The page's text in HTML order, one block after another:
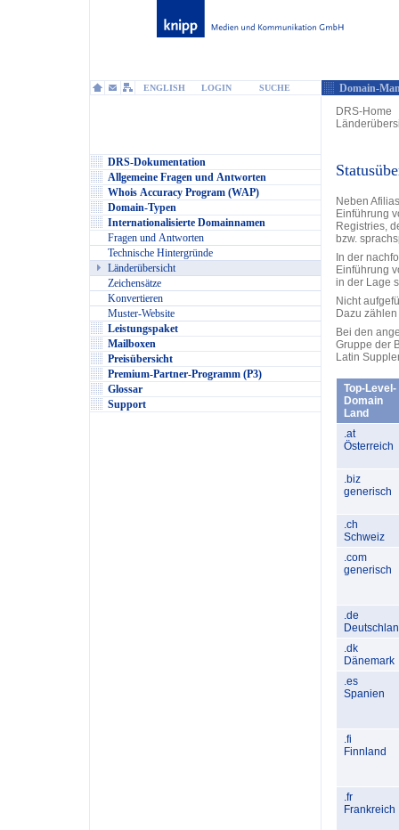
ENGLISH LOGIN SUCHE
Domain-
DRS-Home
DRS-Dokumentation
Allgemeine Fragen und Antworten
Whois Accuracy Program (WAP)
Domain-Typen
Internationalisierte Domainnamen
Fragen und Antworten
Technische Hintergründe
Länderübersicht
Zeichensätze
Konvertieren
Muster-Website
Leistungspaket
Mailboxen
Preisübersicht
Premium-Partner-Programm (P3)
Glossar
Support
Neben
Einführung
Registries,
bzw.
In der
Einführung
in der Lage
Nicht
Dazu
Bei den
Gruppe der
Latin
Top-Level-
Domain
Land
.at
Österreich
.biz
generisch
.ch
Schweiz
.com
generisch
.de
.dk
Dänemark
.es
Spanien
.fi
Finnland
.fr
Frankreich